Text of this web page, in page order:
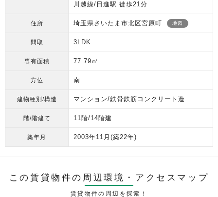
川越線/日進駅 徒歩21分
住所 埼玉県さいたま市北区宮原町 地図
間取 3LDK
専有面積 77.79㎡
方位 南
建物種別/構造 マンション/鉄骨鉄筋コンクリート造
階/階建て 11階/14階建
築年月 2003年11月 (築22年)
この賃貸物件の周辺環境・ アクセスマップ
賃貸物件の周辺を探索！